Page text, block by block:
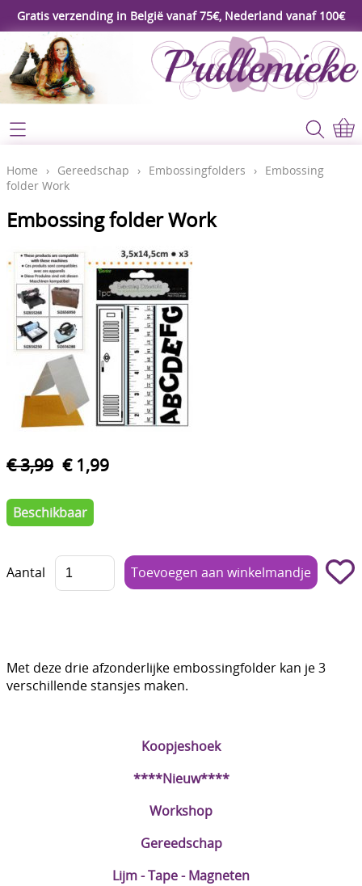
Gratis verzending in België vanaf 75€, Nederland vanaf 100€
Webshop
Koopjeshoek
Workshop
Gereedschap
Lijm - Tape - Magneten
Papier - karton - enveloppen
Kaarten maken - Scrapbook
Boetseren - Modelleren
Verf en Co°
Bullet Journalling
Haken - Vilt
Bloemen uit crêpepapier of chenille
Cadeaubon
Home
Contact
Mijn account
Video's
Blog
Koopjeshoek
****Nieuw****
Workshop
Gereedschap
Lijm - Tape - Magneten
Home › Gereedschap › Embossingfolders › Embossing
folder Work
Embossing folder Work
€ 3,99 € 1,99
Beschikbaar
Aantal
Met deze drie afzonderlijke embossingfolder kan je 3
verschillende stansjes maken.